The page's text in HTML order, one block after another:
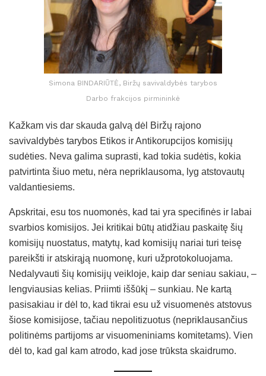
Simona BINDARIŪTĖ, Biržų savivaldybės tarybos
Darbo frakcijos pirmininkė
Kažkam vis dar skauda galvą dėl Biržų rajono
savivaldybės tarybos Etikos ir Antikorupcijos komisijų
sudėties. Neva galima suprasti, kad tokia sudėtis, kokia
patvirtinta šiuo metu, nėra nepriklausoma, lyg atstovautų
valdantiesiems.
Apskritai, esu tos nuomonės, kad tai yra specifinės ir labai
svarbios komisijos. Jei kritikai būtų atidžiau paskaitę šių
komisijų nuostatus, matytų, kad komisijų nariai turi teisę
pareikšti ir atskirąją nuomonę, kuri užprotokoluojama.
Nedalyvauti šių komisijų veikloje, kaip dar seniau sakiau, –
lengviausias kelias. Priimti iššūkį – sunkiau. Ne kartą
pasisakiau ir dėl to, kad tikrai esu už visuomenės atstovus
šiose komisijose, tačiau nepolitizuotus (nepriklausančius
politinėms partijoms ar visuomeniniams komitetams). Vien
dėl to, kad gal kam atrodo, kad jose trūksta skaidrumo.